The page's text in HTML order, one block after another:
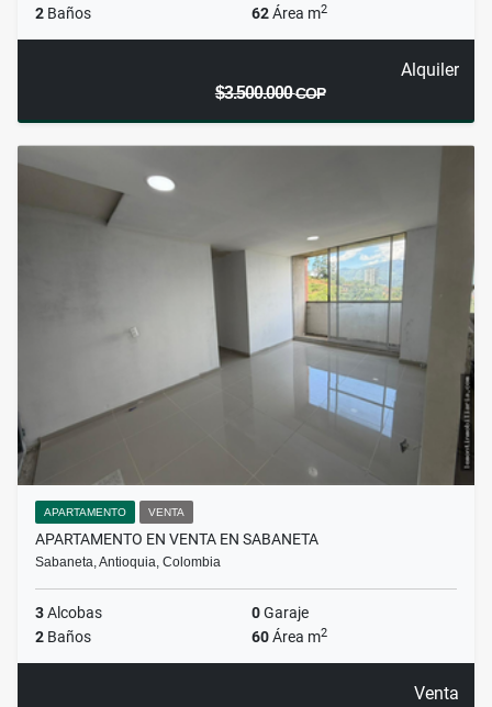
2 Baños 62Área m2
Alquiler
$3.500.000COP
APARTAMENTO VENTA
APARTAMENTO EN VENTA EN SABANETA
Sabaneta, Antioquia, Colombia
3Alcobas 0Garaje
2 Baños 60Área m2
Venta